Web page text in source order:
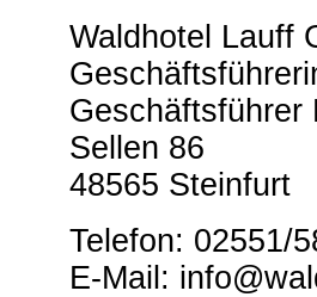
Waldhotel Lauff
Geschäftsführer
Sellen 86
48565 Steinfurt
Telefon: 02551/
E-Mail: